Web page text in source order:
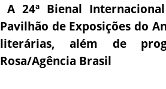
A 24ª Bienal
Pavilhão de Exposições do
literárias, além de
Rosa/Agência Brasil